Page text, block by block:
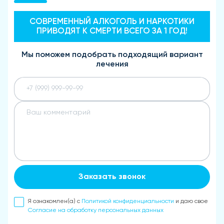
СОВРЕМЕННЫЙ АЛКОГОЛЬ И НАРКОТИКИ
ПРИВОДЯТ К СМЕРТИ ВСЕГО ЗА 1 ГОД!
Мы поможем подобрать подходящий вариант
лечения
Заказать звонок
Я ознакомлен(а) с Политикой конфиденциальности и даю свое
Согласие на обработку персональных данных